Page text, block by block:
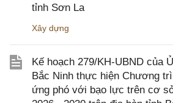
tỉnh Sơn La
Xây dựng
Kế hoạch 279/KH-UBND của
Bắc Ninh thực hiện Chương
ứng phó với bạo lực trên cơ